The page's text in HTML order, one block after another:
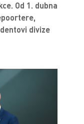
Od 1. dubna
divize